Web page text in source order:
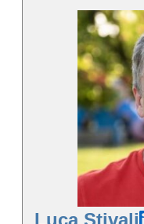
Luca Stivali